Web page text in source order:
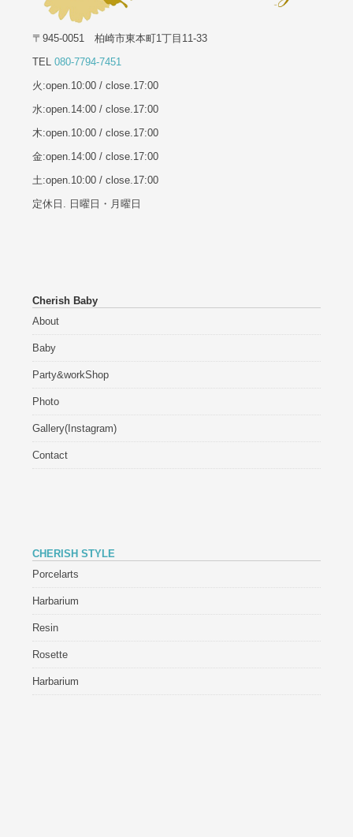
〒945-0051 柏崎市東本町1丁目11-33
TEL 080-7794-7451
火:open.10:00 / close.17:00
水:open.14:00 / close.17:00
木:open.10:00 / close.17:00
金:open.14:00 / close.17:00
土:open.10:00 / close.17:00
定休日. 日曜日・月曜日
Cherish Baby
About
Baby
Party&workShop
Photo
Gallery(Instagram)
Contact
CHERISH STYLE
Porcelarts
Harbarium
Resin
Rosette
Harbarium